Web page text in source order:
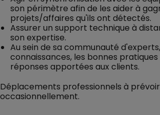
son périmètre afin de les aider à
projets/affaires qu'ils ont détectés.
Assurer un support technique à
son expertise.
Au sein de sa communauté
connaissances, les bonnes
réponses apportées aux clients.
Déplacements professionnels à prévoir
occasionnellement.